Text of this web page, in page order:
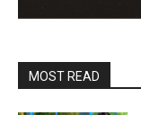
MOST READ